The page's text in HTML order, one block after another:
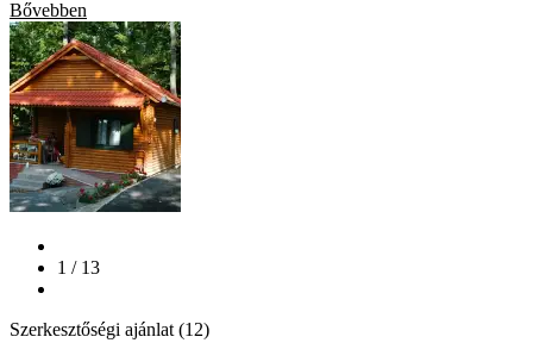
Bővebben
1 / 13
Szerkesztőségi ajánlat (12)